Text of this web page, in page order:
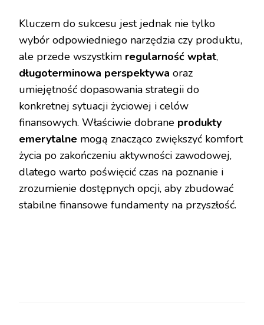
Kluczem do sukcesu jest jednak nie tylko
wybór odpowiedniego narzędzia czy produktu,
ale przede wszystkim regularność wpłat,
długoterminowa perspektywa oraz
umiejętność dopasowania strategii do
konkretnej sytuacji życiowej i celów
finansowych. Właściwie dobrane produkty
emerytalne mogą znacząco zwiększyć komfort
życia po zakończeniu aktywności zawodowej,
dlatego warto poświęcić czas na poznanie i
zrozumienie dostępnych opcji, aby zbudować
stabilne finansowe fundamenty na przyszłość.